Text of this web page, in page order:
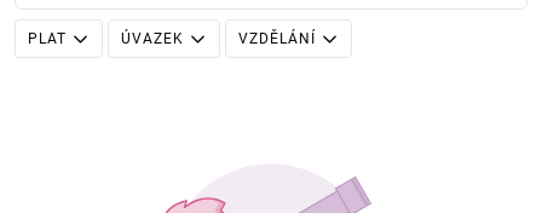
PLAT ÚVAZEK VZDĚLÁNÍ